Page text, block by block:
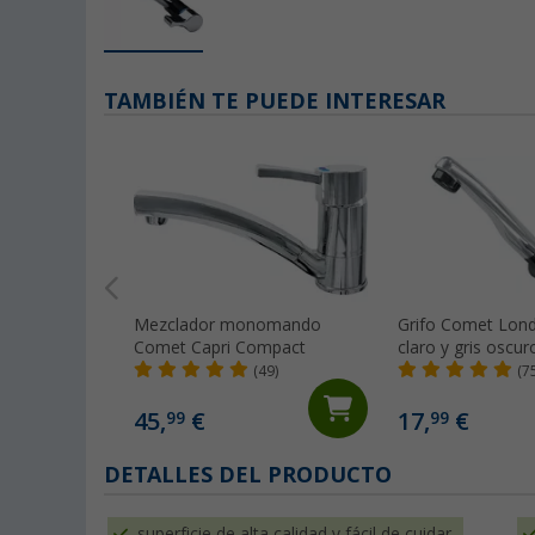
TAMBIÉN TE PUEDE INTERESAR
Mezclador monomando
Comet Capri Compact
(49)
45,99 €
Grifo Comet
claro y gris
con
caravanas y
cromado
17,99 €
DETALLES DEL PRODUCTO